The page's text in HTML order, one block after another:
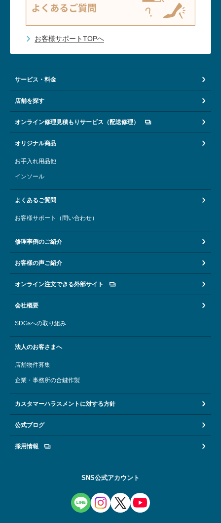
お客様サポートTOPへ
サービス・料金
店舗を探す
オンライン修理見積もりサービス（配送修理）
オリジナル商品
お手入れ用品他
インソール
よくあるご質問
お客様サポート（問い合わせ）
修理事例のご紹介
お客様の声ご紹介
オンライン注文できる外部サイト
会社概要
SDGsへの取り組み
法人のお客さまへ
店舗物件募集
企業・事務所の合鍵作製
カスタマーハラスメントに対する方針
公式ブログ
採用情報
SNS公式アカウント